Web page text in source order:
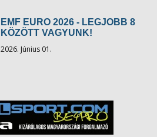
EMF EURO 2026 - LEGJOBB 8
KÖZÖTT VAGYUNK!
2026. Június 01.